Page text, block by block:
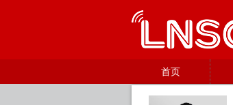
首页